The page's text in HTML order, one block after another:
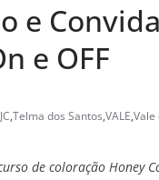
e
e OFF
,Telma dos Santos,VALE,Vale
de coloração Honey